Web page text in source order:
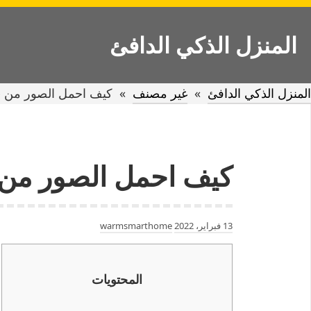
Skip
content
المنزل الذكي الدافئ
المنزل الذكي الدافئ » غير مصنف » كيف احمل الصور
كيف احمل الصور
13 فبراير، 2022 warmsmarthome
المحتويات